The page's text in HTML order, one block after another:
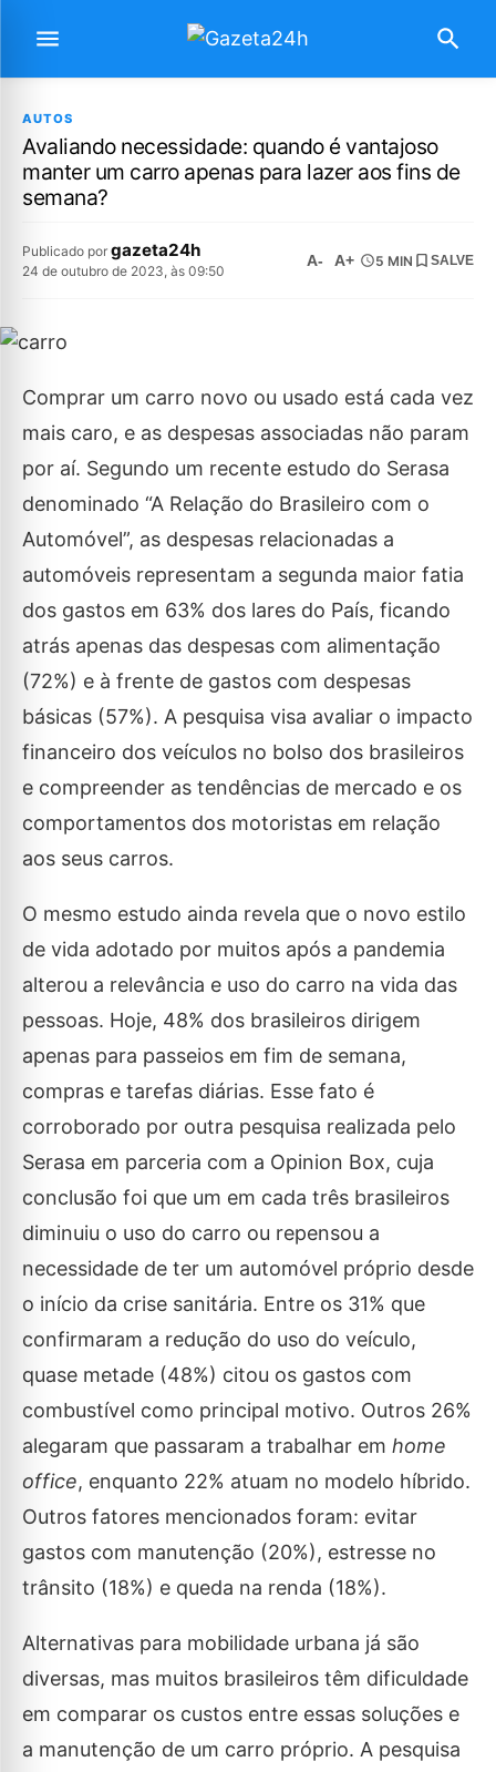
AUTOS
Avaliando necessidade: quando é vantajoso
manter um carro apenas para lazer aos fins de
semana?
Publicado por gazeta24h
24 de outubro de 2023, às 09:50
A- A+ 5 MIN SALVE
Comprar um carro novo ou usado está cada vez
mais caro, e as despesas associadas não param
por aí. Segundo um recente estudo do Serasa
denominado “A Relação do Brasileiro com o
Automóvel”, as despesas relacionadas a
automóveis representam a segunda maior fatia
dos gastos em 63% dos lares do País, ficando
atrás apenas das despesas com alimentação
(72%) e à frente de gastos com despesas
básicas (57%). A pesquisa visa avaliar o impacto
financeiro dos veículos no bolso dos brasileiros
e compreender as tendências de mercado e os
comportamentos dos motoristas em relação
aos seus carros.
O mesmo estudo ainda revela que o novo estilo
de vida adotado por muitos após a pandemia
alterou a relevância e uso do carro na vida das
pessoas. Hoje, 48% dos brasileiros dirigem
apenas para passeios em fim de semana,
compras e tarefas diárias. Esse fato é
corroborado por outra pesquisa realizada pelo
Serasa em parceria com a Opinion Box, cuja
conclusão foi que um em cada três brasileiros
diminuiu o uso do carro ou repensou a
necessidade de ter um automóvel próprio desde
o início da crise sanitária. Entre os 31% que
confirmaram a redução do uso do veículo,
quase metade (48%) citou os gastos com
combustível como principal motivo. Outros 26%
alegaram que passaram a trabalhar em home
office, enquanto 22% atuam no modelo híbrido.
Outros fatores mencionados foram: evitar
gastos com manutenção (20%), estresse no
trânsito (18%) e queda na renda (18%).
Alternativas para mobilidade urbana já são
diversas, mas muitos brasileiros têm dificuldade
em comparar os custos entre essas soluções e
a manutenção de um carro próprio. A pesquisa